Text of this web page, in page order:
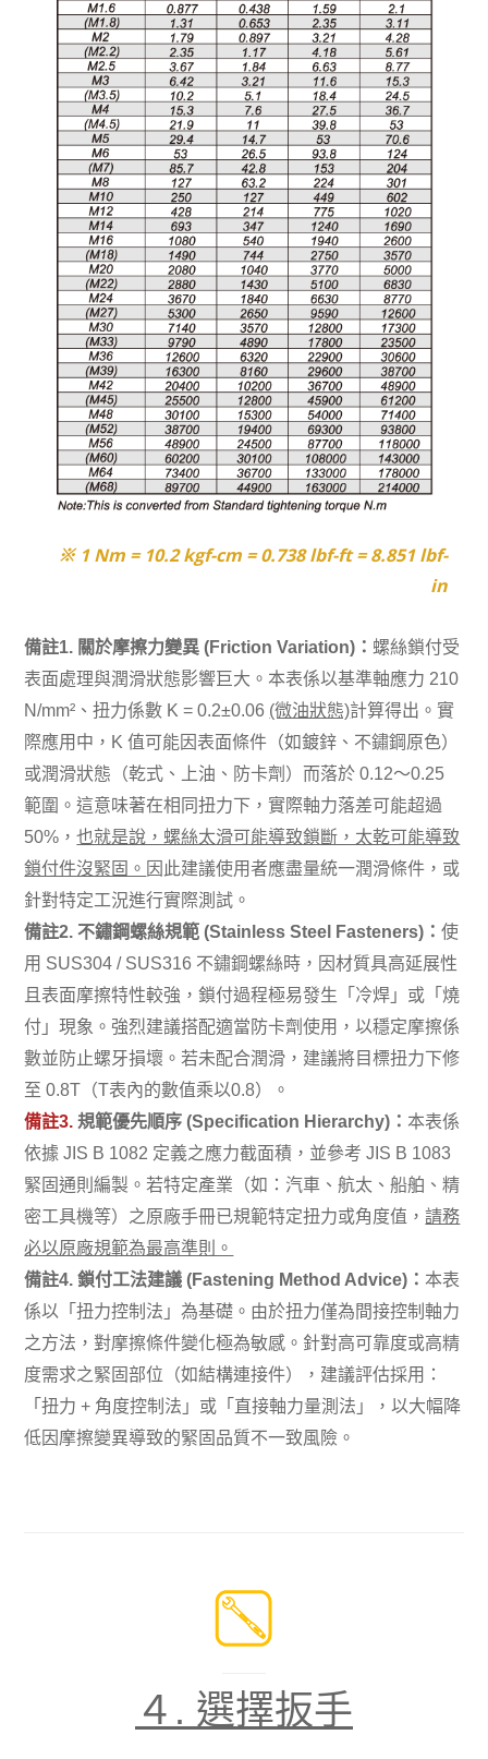
※ 1 Nm = 10.2 kgf-cm = 0.738 lbf-ft = 8.851 lbf-
in
備註1. 關於摩擦力變異 (Friction Variation)： 螺絲鎖付受
表面處理與潤滑狀態影響巨大。本表係以基準軸應力 210
N/mm²、扭力係數 K = 0.2±0.06 (微油狀態)計算得出。實
際應用中，K 值可能因表面條件（如鍍鋅、不鏽鋼原色）
或潤滑狀態（乾式、上油、防卡劑）而落於 0.12～0.25
範圍。這意味著在相同扭力下，實際軸力落差可能超過
50%，也就是說，螺絲太滑可能導致鎖斷，太乾可能導致
鎖付件沒緊固。 因此建議使用者應盡量統一潤滑條件，或
針對特定工況進行實際測試。
備註2. 不鏽鋼螺絲規範 (Stainless Steel Fasteners)：使
用 SUS304 / SUS316 不鏽鋼螺絲時，因材質具高延展性
且表面摩擦特性較強，鎖付過程極易發生「冷焊」或「燒
付」現象。強烈建議搭配適當防卡劑使用，以穩定摩擦係
數並防止螺牙損壞。若未配合潤滑，建議將目標扭力下修
至 0.8T（T表內的數值乘以0.8）。
備註3. 規範優先順序 (Specification Hierarchy)：本表係
依據 JIS B 1082 定義之應力截面積，並參考 JIS B 1083
緊固通則編製。若特定產業（如：汽車、航太、船舶、精
密工具機等）之原廠手冊已規範特定扭力或角度值，請務
必以原廠規範為最高準則。
備註4. 鎖付工法建議 (Fastening Method Advice)：本表
係以「扭力控制法」為基礎。由於扭力僅為間接控制軸力
之方法，對摩擦條件變化極為敏感。針對高可靠度或高精
度需求之緊固部位（如結構連接件），建議評估採用：
「扭力 + 角度控制法」或「直接軸力量測法」，以大幅降
低因摩擦變異導致的緊固品質不一致風險。
４. 選擇扳手